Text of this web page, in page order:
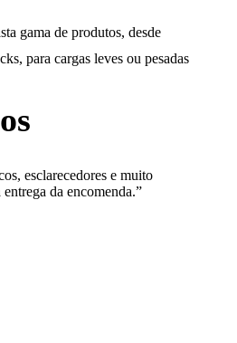
gama de produtos, desde
para cargas leves ou pesadas
esclarecedores e muito
da encomenda.”